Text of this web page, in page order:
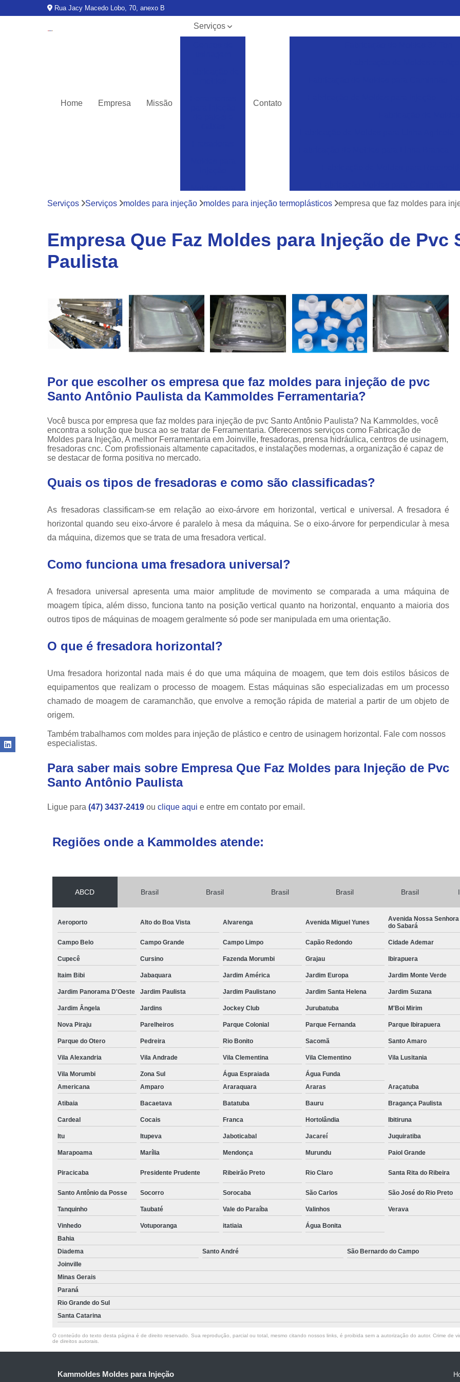
Rua Jacy Macedo Lobo, 70, anexo B
Home Empresa Missão
Serviços
termoplásticos
linha
automotiva
Contato
Ferramentas Industriais para Injeção de
Injeção de Plásticos para Caixas
Moldes para Injeção de Alumínio
Moldes para Injeção de Espuma
Moldes para Injeção de Plástico
Moldes para Injeção de Termoplástico
Moldes para Injeção Plástica
Injeção de Moldes Plasticos
Moldagem de Peças Plásticas por
Moldagem por Injeção de
Molde Plastico Injetado
Moldes para
Moldes para Peças Plásticas
Produção de Moldes para Automóveis
Serviços Serviços moldes para injeção moldes para injeção termoplásticos empresa que faz moldes para
Empresa Que Faz Moldes para Injeção de Pvc
Paulista
Por que escolher os empresa que faz moldes para injeção de pvc
Santo Antônio Paulista da Kammoldes Ferramentaria?
Você busca por empresa que faz moldes para injeção de pvc Santo Antônio Paulista? Na Kammoldes, você
encontra a solução que busca ao se tratar de Ferramentaria. Oferecemos serviços como Fabricação de
Moldes para Injeção, A melhor Ferramentaria em Joinville, fresadoras, prensa hidráulica, centros de usinagem,
fresadoras cnc. Com profissionais altamente capacitados, e instalações modernas, a organização é capaz de
se destacar de forma positiva no mercado.
Quais os tipos de fresadoras e como são classificadas?
As fresadoras classificam-se em relação ao eixo-árvore em horizontal, vertical e universal. A fresadora é
horizontal quando seu eixo-árvore é paralelo à mesa da máquina. Se o eixo-árvore for perpendicular à mesa
da máquina, dizemos que se trata de uma fresadora vertical.
Como funciona uma fresadora universal?
A fresadora universal apresenta uma maior amplitude de movimento se comparada a uma máquina de
moagem típica, além disso, funciona tanto na posição vertical quanto na horizontal, enquanto a maioria dos
outros tipos de máquinas de moagem geralmente só pode ser manipulada em uma orientação.
O que é fresadora horizontal?
Uma fresadora horizontal nada mais é do que uma máquina de moagem, que tem dois estilos básicos de
equipamentos que realizam o processo de moagem. Estas máquinas são especializadas em um processo
chamado de moagem de caramanchão, que envolve a remoção rápida de material a partir de um objeto de
origem.
Também trabalhamos com moldes para injeção de plástico e centro de usinagem horizontal. Fale com nossos
especialistas.
Para saber mais sobre Empresa Que Faz Moldes para Injeção de Pvc
Santo Antônio Paulista
Ligue para (47) 3437-2419 ou clique aqui e entre em contato por email.
Regiões onde a Kammoldes atende:
ABCD Brasil Brasil Brasil Brasil Brasil
Aeroporto Alto do Boa Vista Alvarenga Avenida Miguel Yunes
Avenida Nossa Senhora
do Sabará
Campo Belo Campo Grande Campo Limpo Capão Redondo Cidade Ademar
Cupecê Cursino Fazenda Morumbi Grajau Ibirapuera
Itaim Bibi Jabaquara Jardim América Jardim Europa Jardim Monte Verde
Jardim Panorama D'Oeste Jardim Paulista Jardim Paulistano Jardim Santa Helena Jardim Suzana
Jardim Ângela Jardins Jockey Club Jurubatuba M'Boi Mirim
Nova Piraju Parelheiros Parque Colonial Parque Fernanda Parque Ibirapuera
Parque do Otero Pedreira Rio Bonito Sacomã Santo Amaro
Vila Alexandria Vila Andrade Vila Clementina Vila Clementino Vila Lusitania
Vila Morumbi Zona Sul Água Espraiada
Água Funda
Americana
Amparo Araraquara Araras Araçatuba
Atibaia Bacaetava Batatuba Bauru Bragança Paulista
Cardeal Cocais Franca Hortolândia Ibitiruna
Itu Itupeva Jaboticabal Jacareí Juquiratiba
Marapoama Marília Mendonça Murundu Paiol Grande
Piracicaba Presidente Prudente Ribeirão Preto Rio Claro Santa Rita do Ribeira
Santo Antônio da Posse Socorro Sorocaba São Carlos São José do Rio Preto
Tanquinho Taubaté Vale do Paraíba Valinhos Verava
Vinhedo Votuporanga itatiaia
Água Bonita
Bahia
Diadema
Santo André São Bernardo do Campo
Joinville
Minas Gerais
Paraná
Rio Grande do Sul
Santa Catarina
O conteúdo do texto desta página é de direito reservado. Sua reprodução, parcial ou total, mesmo citando nossos links, é proibida sem a autorização do autor. Crime de
de direitos autorais
Kammoldes Moldes para Injeção